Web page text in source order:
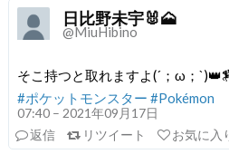
日比野未宇🐰🗻
@MiuHibino
そこ持つと取れますよ(´；ω；
#ポケットモンスター #Pokémon
07:40 – 2021年09月17日
返信
リツイート お気に入